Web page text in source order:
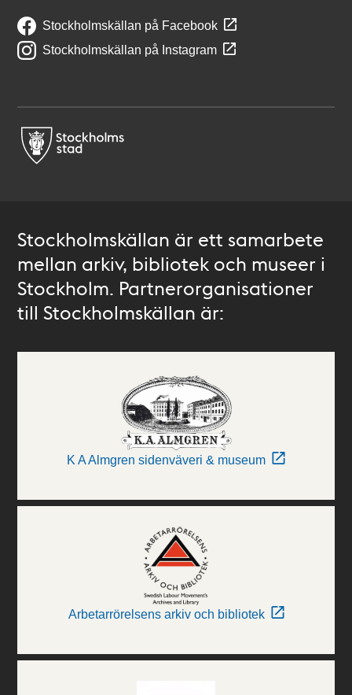
Stockholmskällan på Facebook
Stockholmskällan på Instagram
Stockholmskällan är ett samarbete
mellan arkiv, bibliotek och museer i
Stockholm. Partnerorganisationer
till Stockholmskällan är:
K A Almgren sidenväveri & museum
Arbetarrörelsens arkiv och bibliotek